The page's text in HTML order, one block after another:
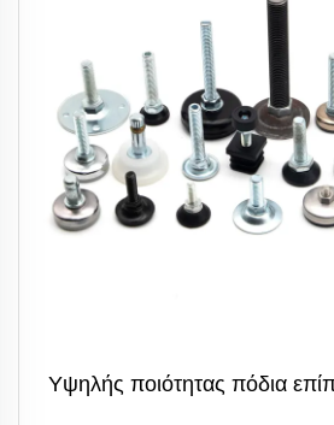
Υψηλής ποιότητας πόδια